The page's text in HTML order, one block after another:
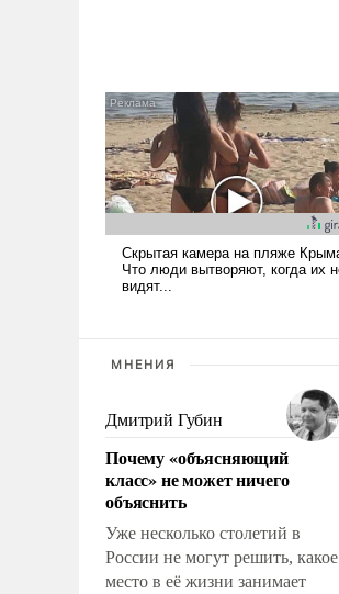
МНЕНИЯ
Дмитрий Губин
Почему «объясняющий
класс» не может ничего
объяснить
Уже несколько столетий в
России не могут решить, какое
место в её жизни занимает